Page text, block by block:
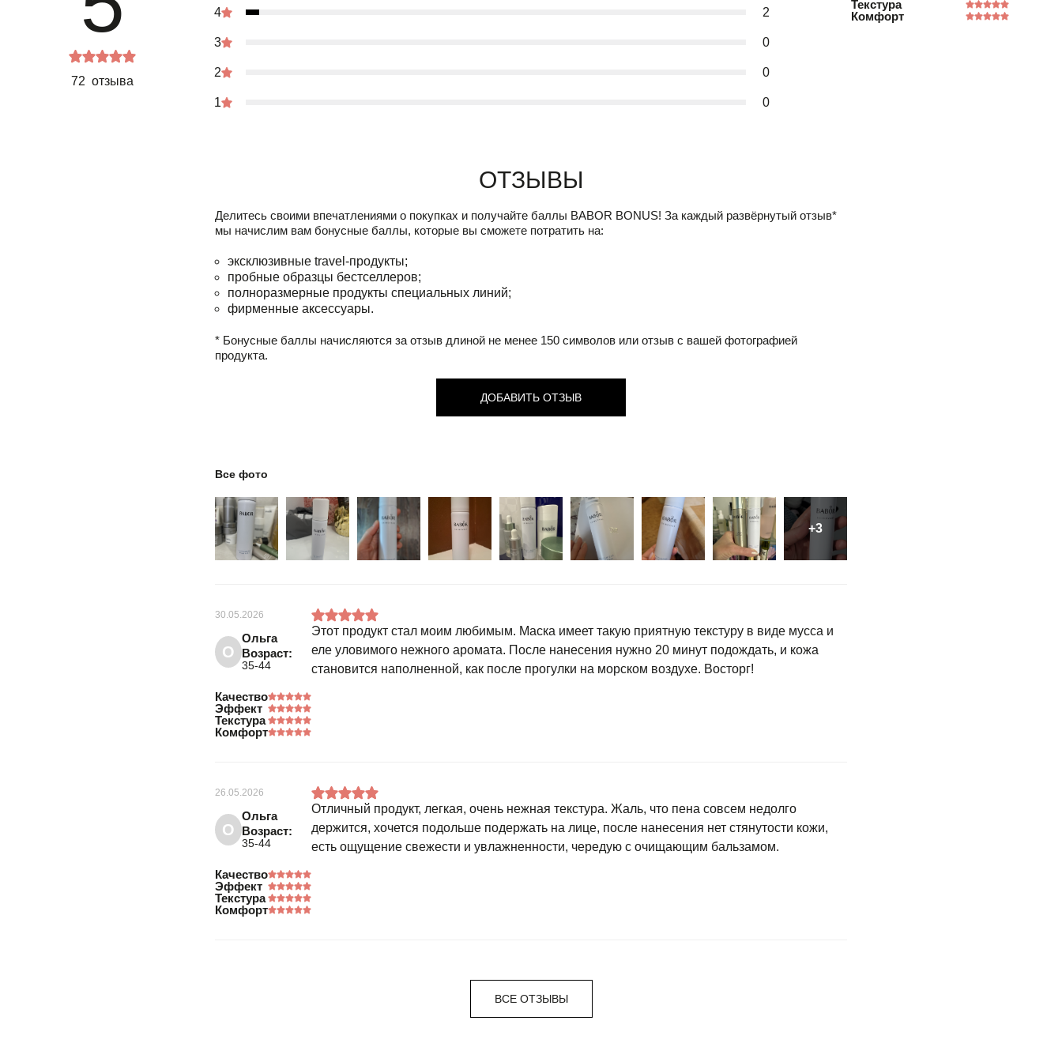
72 отзыва
4 2
3 0
2 0
1 0
Текстура
Комфорт
Отзывы
Делитесь своими впечатлениями о покупках и получайте баллы BABOR BONUS! За каждый развёрнутый отзыв*
мы начислим вам бонусные баллы, которые вы сможете потратить на:
эксклюзивные travel-продукты;
пробные образцы бестселлеров;
полноразмерные продукты специальных линий;
фирменные аксессуары.
* Бонусные баллы начисляются за отзыв длиной не менее 150 символов или отзыв с вашей фотографией
продукта.
ДОБАВИТЬ ОТЗЫВ
Все фото
30.05.2026
О
Ольга
Возраст:
35-44
Качество
Эффект
Текстура
Комфорт
Этот продукт стал моим любимым. Маска имеет такую приятную текстуру в виде мусса и
еле уловимого нежного аромата. После нанесения нужно 20 минут подождать, и кожа
становится наполненной, как после прогулки на морском воздухе. Восторг!
26.05.2026
О
Ольга
Возраст:
35-44
Качество
Эффект
Текстура
Комфорт
Отличный продукт, легкая, очень нежная текстура. Жаль, что пена совсем недолго
держится, хочется подольше подержать на лице, после нанесения нет стянутости кожи,
есть ощущение свежести и увлажненности, чередую с очищающим бальзамом.
ВСЕ ОТЗЫВЫ